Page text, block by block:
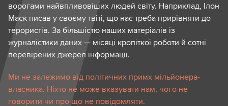
ворогами найвпливовіших людей світу. Наприклад, Ілон
Маск писав у своєму твіті, що нас треба прирівняти до
терористів. За більшістю наших матеріалів із
журналістики даних — місяці кропіткої роботи й сотні
перевірених джерел інформації.
Ми не залежимо від політичних примх мільйонера-
власника. Ніхто не може вказувати нам, чого не
говорити чи про що не повідомляти.